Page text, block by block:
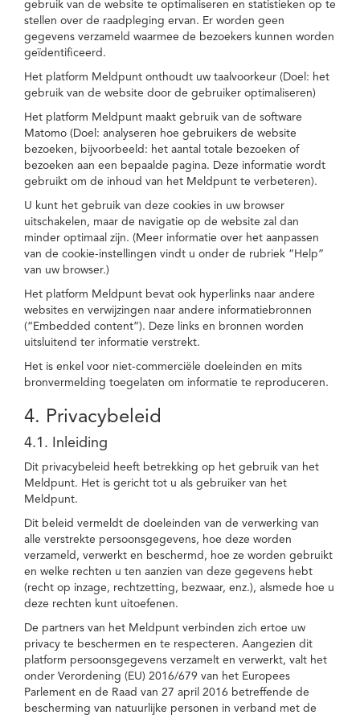
gebruik van de website te optimaliseren en statistieken op te
stellen over de raadpleging ervan. Er worden geen
gegevens verzameld waarmee de bezoekers kunnen worden
geïdentificeerd.
Het platform Meldpunt onthoudt uw taalvoorkeur (Doel: het
gebruik van de website door de gebruiker optimaliseren)
Het platform Meldpunt maakt gebruik van de software
Matomo (Doel: analyseren hoe gebruikers de website
bezoeken, bijvoorbeeld: het aantal totale bezoeken of
bezoeken aan een bepaalde pagina. Deze informatie wordt
gebruikt om de inhoud van het Meldpunt te verbeteren).
U kunt het gebruik van deze cookies in uw browser
uitschakelen, maar de navigatie op de website zal dan
minder optimaal zijn. (Meer informatie over het aanpassen
van de cookie-instellingen vindt u onder de rubriek “Help”
van uw browser.)
Het platform Meldpunt bevat ook hyperlinks naar andere
websites en verwijzingen naar andere informatiebronnen
(“Embedded content”). Deze links en bronnen worden
uitsluitend ter informatie verstrekt.
Het is enkel voor niet-commerciële doeleinden en mits
bronvermelding toegelaten om informatie te reproduceren.
4. Privacybeleid
4.1. Inleiding
Dit privacybeleid heeft betrekking op het gebruik van het
Meldpunt. Het is gericht tot u als gebruiker van het
Meldpunt.
Dit beleid vermeldt de doeleinden van de verwerking van
alle verstrekte persoonsgegevens, hoe deze worden
verzameld, verwerkt en beschermd, hoe ze worden gebruikt
en welke rechten u ten aanzien van deze gegevens hebt
(recht op inzage, rechtzetting, bezwaar, enz.), alsmede hoe u
deze rechten kunt uitoefenen.
De partners van het Meldpunt verbinden zich ertoe uw
privacy te beschermen en te respecteren. Aangezien dit
platform persoonsgegevens verzamelt en verwerkt, valt het
onder Verordening (EU) 2016/679 van het Europees
Parlement en de Raad van 27 april 2016 betreffende de
bescherming van natuurlijke personen in verband met de